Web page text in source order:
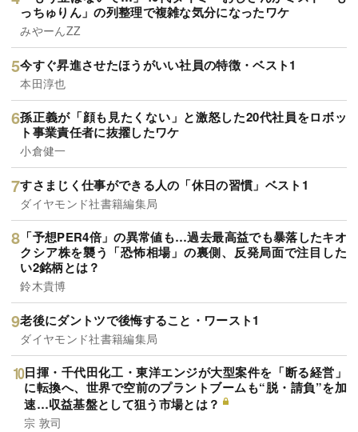
っちゅりん」の列整理で複雑な気分になったワケ
みやーんZZ
今すぐ昇進させたほうがいい社員の特徴・ベスト1
本田淳也
孫正義が「顔も見たくない」と激怒した20代社員をロボッ
ト事業責任者に抜擢したワケ
小倉健一
すさまじく仕事ができる人の「休日の習慣」ベスト1
ダイヤモンド社書籍編集局
「予想PER4倍」の異常値も…過去最高益でも暴落したキオ
クシア株を襲う「恐怖相場」の裏側、反発局面で注目した
い2銘柄とは？
鈴木貴博
老後にダントツで後悔すること・ワースト1
ダイヤモンド社書籍編集局
日揮・千代田化工・東洋エンジが大型案件を「断る経営」
に転換へ、世界で空前のプラントブームも“脱・請負”を加
速…収益基盤として狙う市場とは？
宗 敦司